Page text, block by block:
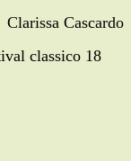
Clarissa Cascardo